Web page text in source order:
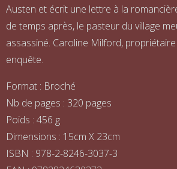
Austen et écrit une lettre à la
de temps après, le pasteur du village
assassiné. Caroline Milford,
enquête.
Format : Broché
Nb de pages : 320 pages
Poids : 456 g
Dimensions : 15cm X 23cm
ISBN : 978-2-8246-3037-3